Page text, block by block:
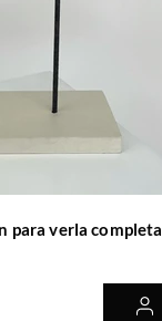
para verla completa